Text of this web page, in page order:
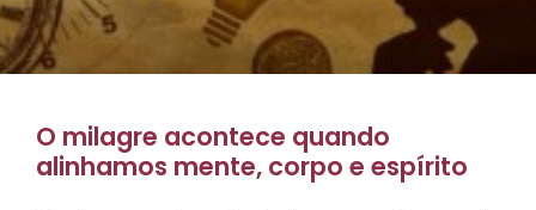
O milagre acontece quando
alinhamos mente, corpo e espírito